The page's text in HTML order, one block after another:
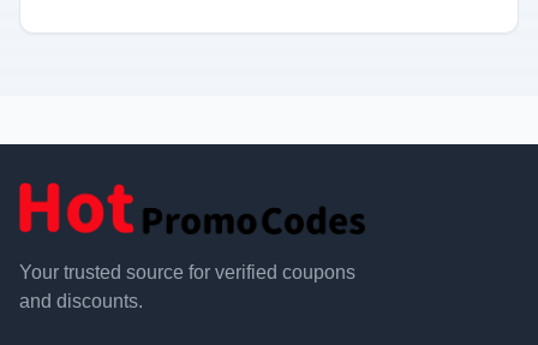
Your trusted source for verified coupons
and discounts.